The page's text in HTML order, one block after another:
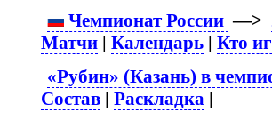
Чемпионат России —>
Матчи |Календарь |Кто
«Рубин» (Казань) в
Состав |Раскладка |